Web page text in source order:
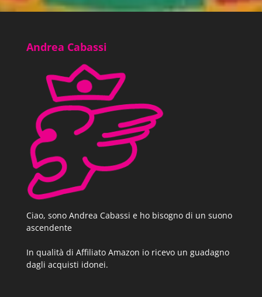
Andrea Cabassi
Ciao, sono Andrea Cabassi e ho bisogno di un suono
ascendente
In qualità di Affiliato Amazon io ricevo un guadagno
dagli acquisti idonei.